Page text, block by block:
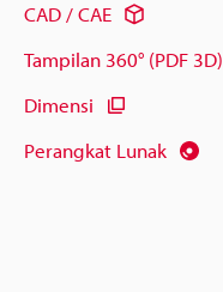
CAD / CAE
Tampilan 360° (PDF 3D)
Dimensi
Perangkat Lunak